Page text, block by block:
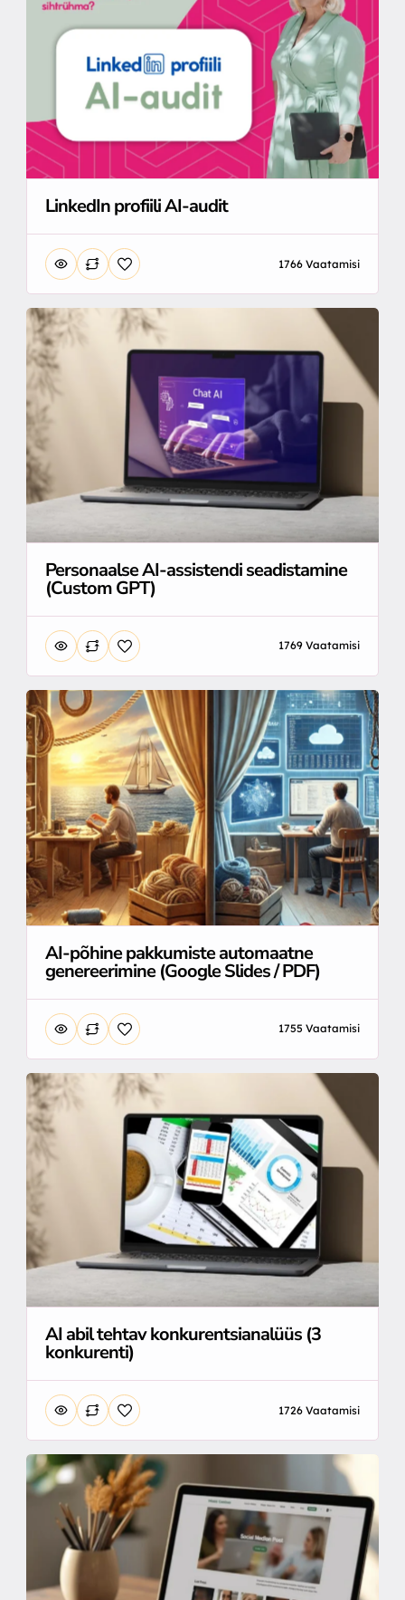
LinkedIn profiili AI-audit
1766 Vaatamisi
Personaalse AI-assistendi seadistamine
(Custom GPT)
1769 Vaatamisi
AI-põhine pakkumiste automaatne
genereerimine (Google Slides / PDF)
1755 Vaatamisi
AI abil tehtav konkurentsianalüüs (3
konkurenti)
1726 Vaatamisi